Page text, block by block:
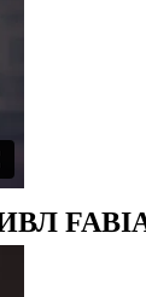
ИВЛ